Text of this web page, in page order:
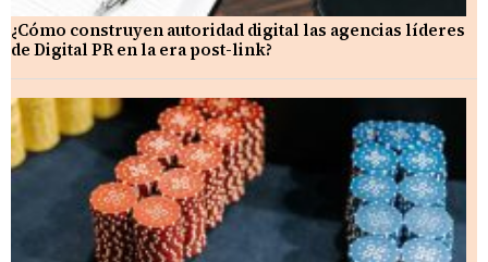
¿Cómo construyen autoridad digital las agencias líderes
de Digital PR en la era post-link?